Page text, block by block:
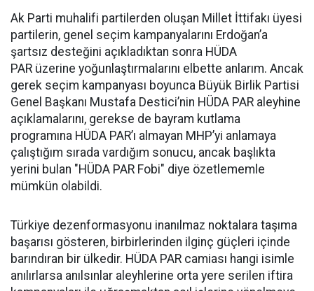
Ak Parti muhalifi partilerden oluşan Millet İttifakı üyesi
partilerin, genel seçim kampanyalarını Erdoğan’a
şartsız desteğini açıkladıktan sonra HÜDA
PAR üzerine yoğunlaştırmalarını elbette anlarım. Ancak
gerek seçim kampanyası boyunca Büyük Birlik Partisi
Genel Başkanı Mustafa Destici’nin HÜDA PAR aleyhine
açıklamalarını, gerekse de bayram kutlama
programına HÜDA PAR’ı almayan MHP’yi anlamaya
çalıştığım sırada vardığım sonucu, ancak başlıkta
yerini bulan "HÜDA PAR Fobi" diye özetlememle
mümkün olabildi.
Türkiye dezenformasyonu inanılmaz noktalara taşıma
başarısı gösteren, birbirlerinden ilginç güçleri içinde
barındıran bir ülkedir. HÜDA PAR camiası hangi isimle
anılırlarsa anılsınlar aleyhlerine orta yere serilen iftira